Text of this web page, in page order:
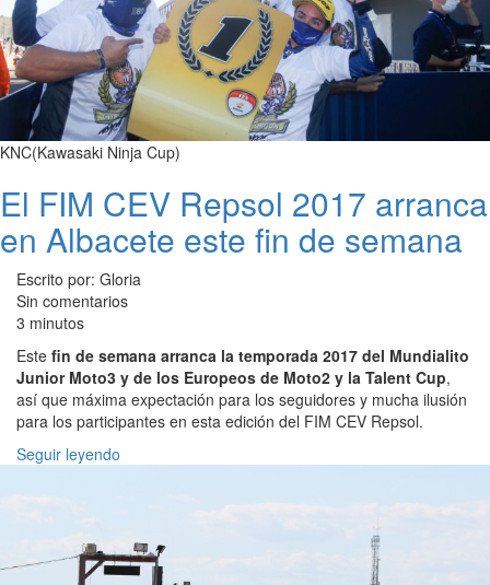
KNC(Kawasaki Ninja Cup)
El FIM CEV Repsol 2017 arranca
en Albacete este fin de semana
Escrito por: Gloria
Sin comentarios
3 minutos
Este fin de semana arranca la temporada 2017 del Mundialito
Junior Moto3 y de los Europeos de Moto2 y la Talent Cup,
así que máxima expectación para los seguidores y mucha ilusión
para los participantes en esta edición del FIM CEV Repsol.
Seguir leyendo